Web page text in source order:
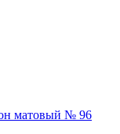
матовый № 96